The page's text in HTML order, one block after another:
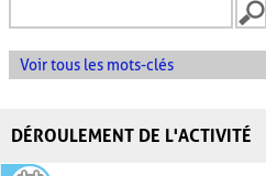
Voir tous les mots-clés
DÉROULEMENT DE L'ACTIVITÉ